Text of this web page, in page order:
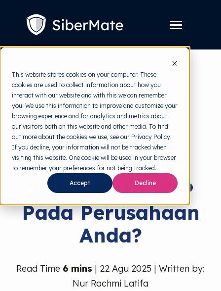
This website stores cookies on your computer. These
cookies are used to collect information about how you
interact with our website and with this we can remember
you. We use this information to improve and customize your
browsing experience and for analytics and metrics about
our visitors both on this website and other media. To find
out more about the cookies we use, see our Privacy Policy.
If you decline, your information will not be tracked when
visiting this website. One cookie will be used in your browser
to remember your preferences for not being tracked.
Accept Decline
Toggle
children
for
Layanan
Harga
Resources Toggle
children
for
Resources
Tools Gratis Toggle
children
for
Tools
Gratis
Tentang
Coba Gratis
back to HRMI
Solutions
Sejauh Mana
Kepatuhan ISO
27001 & UU PDP
Pada Perusahaan
Anda?
Read Time 6 mins | 22 Agu 2025 | Written by:
Nur Rachmi Latifa